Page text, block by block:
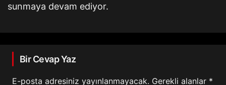
sunmaya devam ediyor.
Bir Cevap Yaz
E-posta adresiniz yayınlanmayacak. Gerekli alanlar *